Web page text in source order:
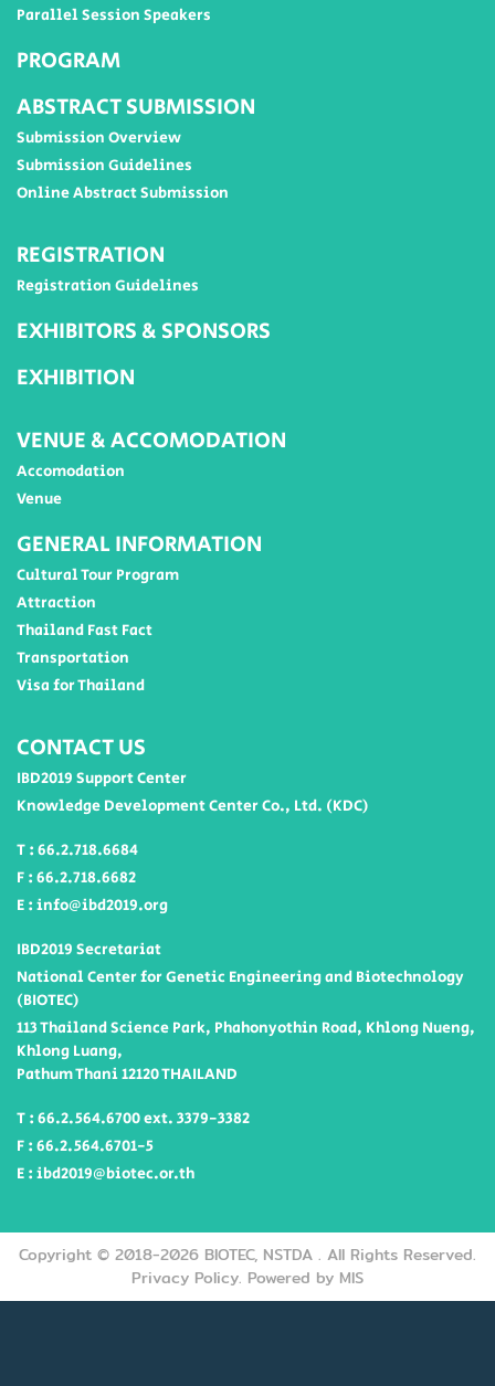
Parallel Session Speakers
PROGRAM
ABSTRACT SUBMISSION
Submission Overview
Submission Guidelines
Online Abstract Submission
REGISTRATION
Registration Guidelines
EXHIBITORS & SPONSORS
EXHIBITION
VENUE & ACCOMODATION
Accomodation
Venue
GENERAL INFORMATION
Cultural Tour Program
Attraction
Thailand Fast Fact
Transportation
Visa for Thailand
CONTACT US
IBD2019 Support Center
Knowledge Development Center Co., Ltd. (KDC)
T : 66.2.718.6684
F : 66.2.718.6682
E : info@ibd2019.org
IBD2019 Secretariat
National Center for Genetic Engineering and Biotechnology
(BIOTEC)
113 Thailand Science Park, Phahonyothin Road, Khlong Nueng,
Khlong Luang,
Pathum Thani 12120 THAILAND
T : 66.2.564.6700 ext. 3379-3382
F : 66.2.564.6701-5
E : ibd2019@biotec.or.th
Copyright © 2018-2026 BIOTEC, NSTDA . All Rights Reserved.
Privacy Policy. Powered by MIS